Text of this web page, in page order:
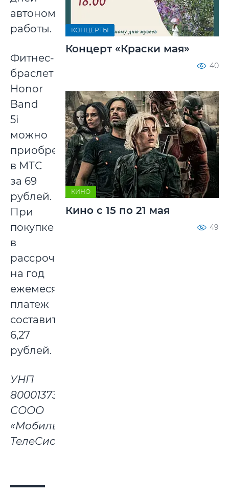
автономной
работы.
Фитнес-
браслет
Honor
Band
5i
можно
приобрести
в МТС
за 69
рублей.
При
покупке
в
рассрочку
на год
ежемесячный
платеж
составит
6,27
рублей.
УНП
800013732
СООО
«Мобильные
ТелеСистемы»
КОНЦЕРТЫ
Концерт «Краски мая»
40
КИНО
Кино с 15 по 21 мая
49